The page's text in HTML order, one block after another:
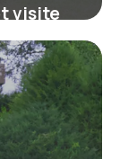
visite